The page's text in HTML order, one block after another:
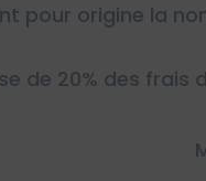
pour origine la
de 20% des frais